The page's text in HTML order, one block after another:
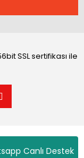
Canlı Destek
SSL sertifikası ile